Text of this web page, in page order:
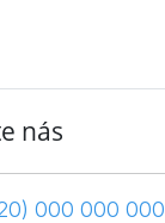
nás
000 000 000